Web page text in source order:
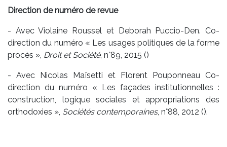
Direction de numéro de revue
- Avec Violaine Roussel et Deborah Puccio-Den. Co-
direction du numéro « Les usages politiques de la forme
procès », Droit et Société, n°89, 2015 ()
- Avec Nicolas Maïsetti et Florent Pouponneau Co-
direction du numéro « Les façades institutionnelles :
construction, logique sociales et appropriations des
orthodoxies », Sociétés contemporaines, n°88, 2012 ().